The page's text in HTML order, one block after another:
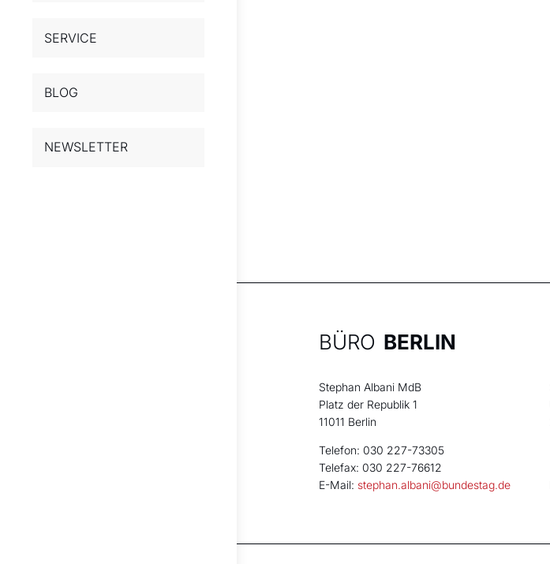
SERVICE
BLOG
NEWSLETTER
BÜRO BERLIN
Stephan Albani MdB
Platz der Republik 1
11011 Berlin
Telefon: 030 227-73305
Telefax: 030 227-76612
E-Mail: stephan.albani@bundestag.de